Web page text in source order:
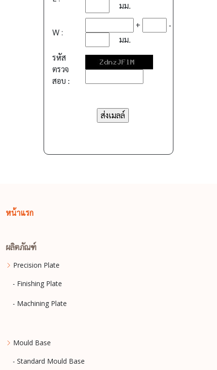
มม.
W :
+ -
มม.
รหัส
ตรวจ
สอบ :
หน้าแรก
ผลิตภัณฑ์
Precision Plate
- Finishing Plate
- Machining Plate
Mould Base
- Standard Mould Base